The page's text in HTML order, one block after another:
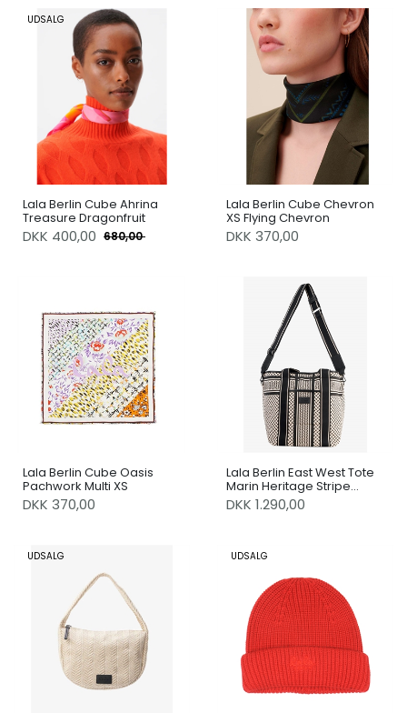
UDSALG
Lala Berlin Cube Ahrina
Treasure Dragonfruit
DKK 400,00 680,00
Lala Berlin Cube Chevron
XS Flying Chevron
DKK 370,00
Lala Berlin Cube Oasis
Pachwork Multi XS
DKK 370,00
Lala Berlin East West Tote
Marin Heritage Stripe
Black
DKK 1.290,00
UDSALG UDSALG